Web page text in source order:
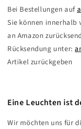
Bei Bestellungen auf
Sie können innerhalb
an Amazon
Rücksendung unter:
Artikel zurückgeben
Eine Leuchten ist
Wir möchten uns für